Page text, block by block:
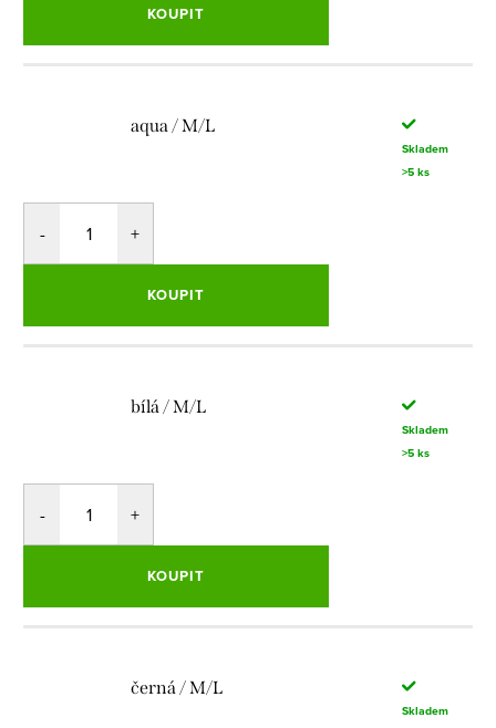
KOUPIT
aqua / M/L
Skladem
>5 ks
KOUPIT
bílá / M/L
Skladem
>5 ks
KOUPIT
černá / M/L
Skladem